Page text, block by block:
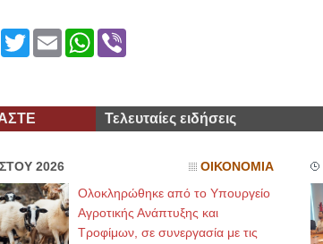
TwitterEmailWhatsApp
Viber
Τελευταίες ειδήσεις
2026 ΟΙΚΟΝΟΜΙΑ
Ολοκληρώθηκε από το Υπουργείο
Αγροτικής Ανάπτυξης και
Τροφίμων, σε συνεργασία με τις